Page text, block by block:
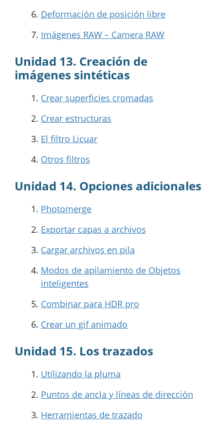
Deformación de posición libre
Imágenes RAW – Camera RAW
Unidad 13. Creación de
imágenes sintéticas
Crear superficies cromadas
Crear estructuras
El filtro Licuar
Otros filtros
Unidad 14. Opciones adicionales
Photomerge
Exportar capas a archivos
Cargar archivos en pila
Modos de apilamiento de Objetos
inteligentes
Combinar para HDR pro
Crear un gif animado
Unidad 15. Los trazados
Utilizando la pluma
Puntos de ancla y líneas de dirección
Herramientas de trazado